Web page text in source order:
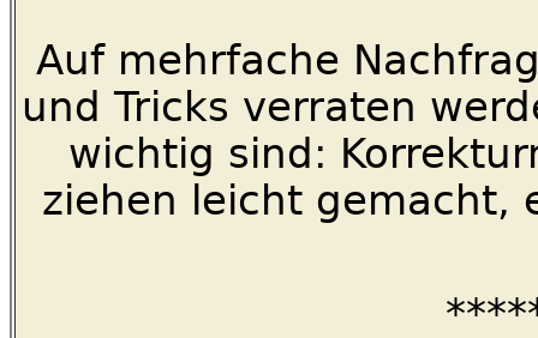
Auf mehrfache
und Tricks verraten
wichtig sind:
ziehen leicht gemacht,